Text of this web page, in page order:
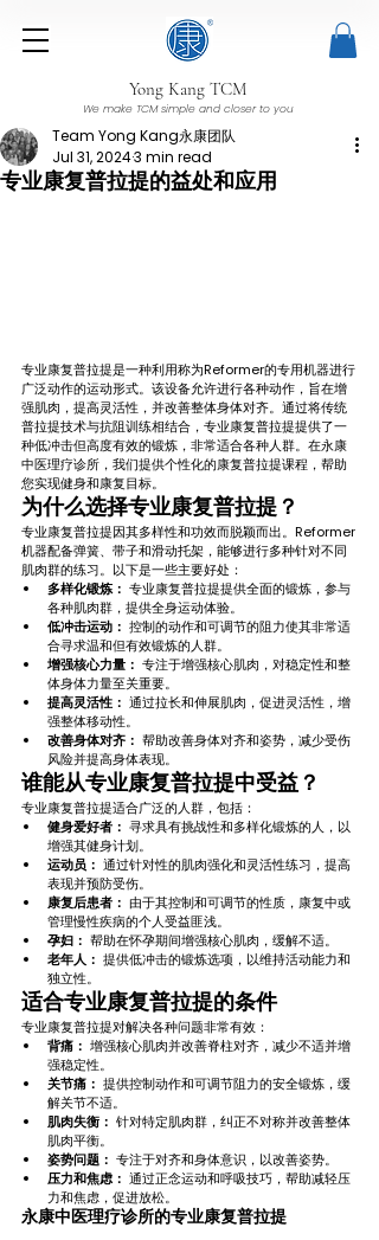
Yong Kang TCM
We make TCM simple and closer to you
专业康复普拉提的益处和应用
Team Yong Kang永康团队
Jul 31, 20243 min read
专业康复普拉提是一种利用称为Reformer的专用机器进行
广泛动作的运动形式。该设备允许进行各种动作，旨在增
强肌肉，提高灵活性，并改善整体身体对齐。通过将传统
普拉提技术与抗阻训练相结合，专业康复普拉提提供了一
种低冲击但高度有效的锻炼，非常适合各种人群。在永康
中医理疗诊所，我们提供个性化的康复普拉提课程，帮助
您实现健身和康复目标。
为什么选择专业康复普拉提？
专业康复普拉提因其多样性和功效而脱颖而出。Reformer
机器配备弹簧、带子和滑动托架，能够进行多种针对不同
肌肉群的练习。以下是一些主要好处：
多样化锻炼： 专业康复普拉提提供全面的锻炼，参与
各种肌肉群，提供全身运动体验。
低冲击运动： 控制的动作和可调节的阻力使其非常适
合寻求温和但有效锻炼的人群。
增强核心力量： 专注于增强核心肌肉，对稳定性和整
体身体力量至关重要。
提高灵活性： 通过拉长和伸展肌肉，促进灵活性，增
强整体移动性。
改善身体对齐： 帮助改善身体对齐和姿势，减少受伤
风险并提高身体表现。
谁能从专业康复普拉提中受益？
专业康复普拉提适合广泛的人群，包括：
健身爱好者： 寻求具有挑战性和多样化锻炼的人，以
增强其健身计划。
运动员： 通过针对性的肌肉强化和灵活性练习，提高
表现并预防受伤。
康复后患者： 由于其控制和可调节的性质，康复中或
管理慢性疾病的个人受益匪浅。
孕妇： 帮助在怀孕期间增强核心肌肉，缓解不适。
老年人： 提供低冲击的锻炼选项，以维持活动能力和
独立性。
适合专业康复普拉提的条件
专业康复普拉提对解决各种问题非常有效：
背痛： 增强核心肌肉并改善脊柱对齐，减少不适并增
强稳定性。
关节痛： 提供控制动作和可调节阻力的安全锻炼，缓
解关节不适。
肌肉失衡： 针对特定肌肉群，纠正不对称并改善整体
肌肉平衡。
姿势问题： 专注于对齐和身体意识，以改善姿势。
压力和焦虑： 通过正念运动和呼吸技巧，帮助减轻压
力和焦虑，促进放松。
永康中医理疗诊所的专业康复普拉提